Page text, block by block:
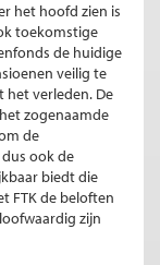
het hoofd zien is
toekomstige
de huidige
veilig te
het verleden. De
zogenaamde
de
ook de
biedt die
FTK de beloften
zijn